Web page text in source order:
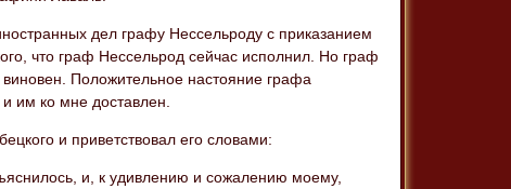
дел графу Нессельроду с приказанием
что граф Нессельрод сейчас исполнил. Но граф
Положительное настояние графа
им ко мне доставлен.
и приветствовал его словами:
и, к удивлению и сожалению моему,